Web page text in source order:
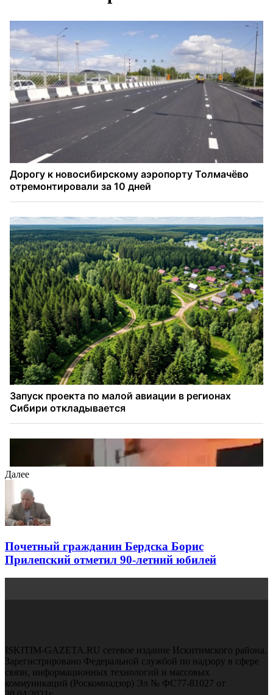
Далее
Почетный гражданин Бердска Борис
Прилепский отметил 90-летний юбилей
ISKITIM-GAZETA.RU сетевое издание Искитимского района.
Зарегистрировано Федеральной службой по надзору в сфере
связи, информационных технологий и массовых
коммуникаций (Роскомнадзор) Эл № ФС77-81027 от